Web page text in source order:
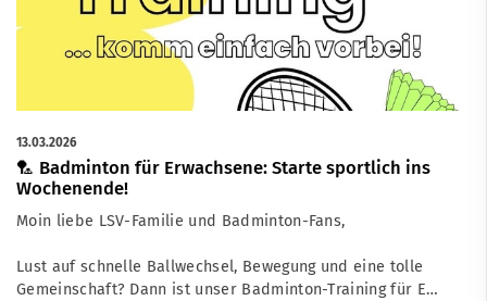
13.03.2026
🏸 Badminton für Erwachsene: Starte sportlich ins
Wochenende!
Moin liebe LSV-Familie und Badminton-Fans,
Lust auf schnelle Ballwechsel, Bewegung und eine tolle
Gemeinschaft? Dann ist unser Badminton-Training für E…